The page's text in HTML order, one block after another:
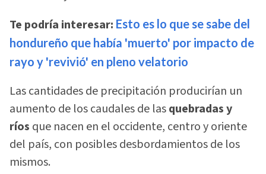
Te podría interesar: Esto es lo que se sabe del
hondureño que había 'muerto' por impacto de
rayo y 'revivió' en pleno velatorio
Las cantidades de precipitación producirían un
aumento de los caudales de lasquebradas y
ríos que nacen en el occidente, centro y oriente
del país, con posibles desbordamientos de los
mismos.